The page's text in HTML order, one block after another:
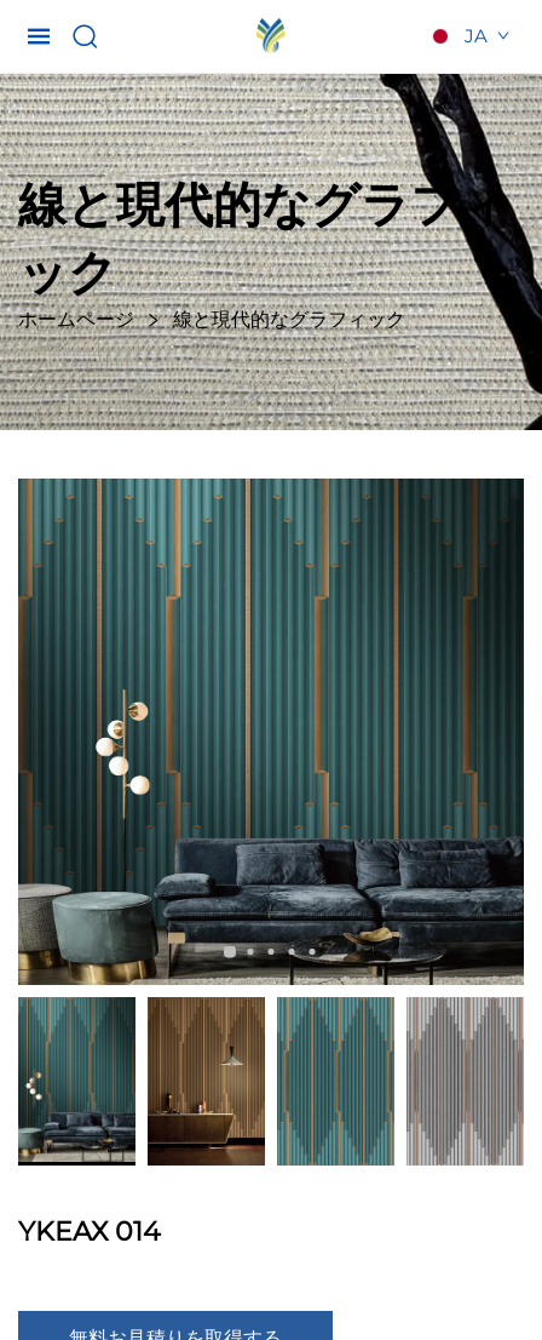
JA
線と現代的なグラフィ
ック
ホームページ 線と現代的なグラフィック
YKEAX 014